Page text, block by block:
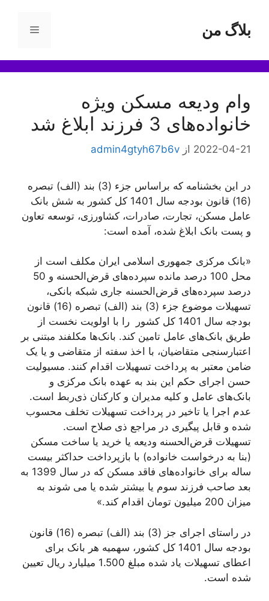
محتوابلاگ من فهرست
وام ودیعه مسکن ویژه
خانواده‌های 3 فرزند ابلاغ شد
2022-04-21 از admin4gtyh67b6v
در این بخشنامه که براساس جزء (3) بند (الف) تبصره
(16) قانون بودجه سال 1401 کل کشور به شش بانک
عامل مسکن، تجارت، صادرات، کشاورزی، توسعه تعاون
و پست بانک ابلاغ شده، آمده است:
«بانک مرکزی جمهوری اسلامی ایران مکلف است از
محل 100 درصد مانده سپرده‌های قرض‌الحسنه و 50
درصد سپرده‌های قرض‌الحسنه جاری شبکه بانکی،
تسهیلات موضوع جزء (3) بند (الف) تبصره (16) قانون
بودجه سال 1401 کل کشور را با اولویت نخست از
طریق بانک‌های عامل تامین کند. بانک‌ها مکلفند مبتنی بر
اعتبارسنجی متقاضیان، با اخذ سفته از متقاضی و یا یک
ضامن معتبر به پرداخت تسهیلات اقدام کنند. مسيولیت
حسن اجرای حکم این بند به عهده بانک مرکزی و
بانک‌های عامل و کلیه مدیران و کارکنان ذی‌ربط است.
عدم اجرا یا تاخیر در پرداخت تسهیلات تخلف محسوب
شده و قابل پیگیری در مراجع ذی صلاح است.
تسهیلات قرض‌الحسنه ودیعه یا خرید یا ساخت مسکن
(بنا به درخواست خانواده) با بازپرداخت حداکثر بیست
ساله برای خانواده‌های فاقد مسکن که در سال 1399 به
بعد صاحب فرزند سوم یا بیشتر شده یا می شوند به
میزان 200 میلیون تومان اقدام کند.»
در راستای اجرای جز (3) بند (الف) تبصره (16) قانون
بودجه سال 1401 کل کشور، سهمیه هر بانک برای
اعطای تسهیلات یاد شده مبلغ 1.500 میلیارد ریال تعیین
شده است.